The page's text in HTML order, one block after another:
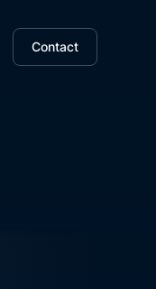
Contact